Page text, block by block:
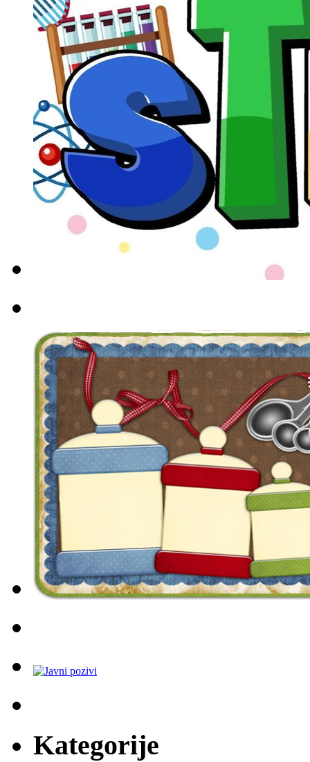
Kategorije